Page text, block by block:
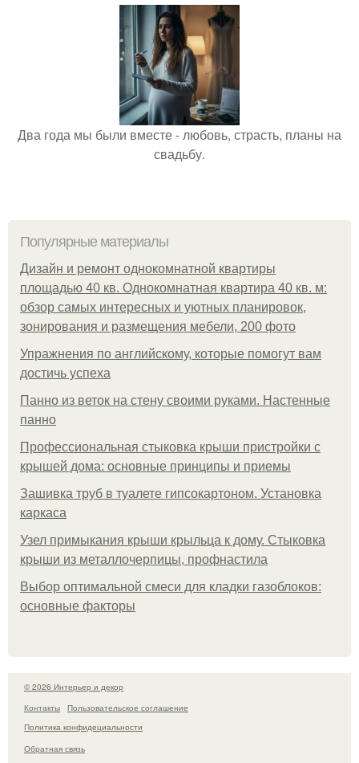
Два года мы были вместе - любовь, страсть, планы на
свадьбу.
Популярные материалы
Дизайн и ремонт однокомнатной квартиры
площадью 40 кв. Однокомнатная квартира 40 кв. м:
обзор самых интересных и уютных планировок,
зонирования и размещения мебели, 200 фото
Упражнения по английскому, которые помогут вам
достичь успеха
Панно из веток на стену своими руками. Настенные
панно
Профессиональная стыковка крыши пристройки с
крышей дома: основные принципы и приемы
Зашивка труб в туалете гипсокартоном. Установка
каркаса
Узел примыкания крыши крыльца к дому. Стыковка
крыши из металлочерпицы, профнастила
Выбор оптимальной смеси для кладки газоблоков:
основные факторы
© 2026 Интерьер и декор
Контакты
Пользовательское соглашение
Политика конфидециальности
Обратная связь